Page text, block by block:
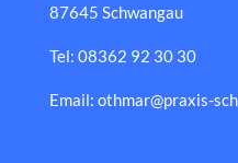
87645 Schwangau
Tel: 08362 92 30 30
Email: othmar@praxis-